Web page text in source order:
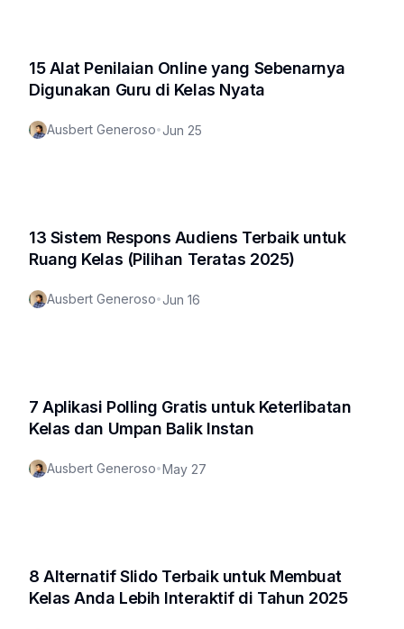
15 Alat Penilaian Online yang Sebenarnya
Digunakan Guru di Kelas Nyata
Ausbert Generoso•Jun 25
13 Sistem Respons Audiens Terbaik untuk
Ruang Kelas (Pilihan Teratas 2025)
Ausbert Generoso•Jun 16
7 Aplikasi Polling Gratis untuk Keterlibatan
Kelas dan Umpan Balik Instan
Ausbert Generoso•May 27
8 Alternatif Slido Terbaik untuk Membuat
Kelas Anda Lebih Interaktif di Tahun 2025